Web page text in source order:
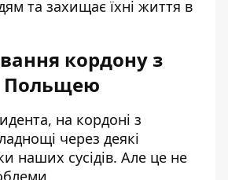
та захищає їхні життя в
кордону з
Польщею
на кордоні з
через деякі
наших сусідів. Але це не